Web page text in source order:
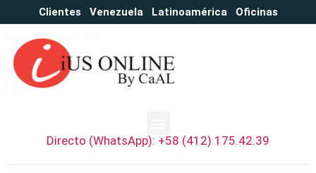
Clientes Venezuela Latinoamérica Oficinas
Directo (WhatsApp): +58 (412) 175.42.39